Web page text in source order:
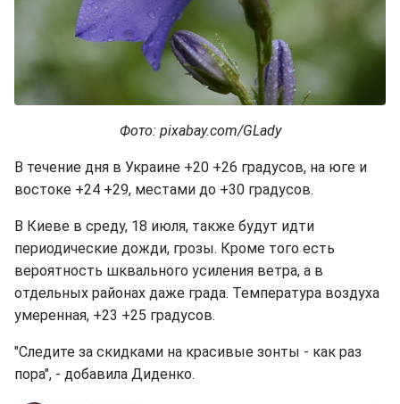
Фото: pixabay.com/GLady
В течение дня в Украине +20 +26 градусов, на юге и
востоке +24 +29, местами до +30 градусов.
В Киеве в среду, 18 июля, также будут идти
периодические дожди, грозы. Кроме того есть
вероятность шквального усиления ветра, а в
отдельных районах даже града. Температура воздуха
умеренная, +23 +25 градусов.
"Следите за скидками на красивые зонты - как раз
пора", - добавила Диденко.